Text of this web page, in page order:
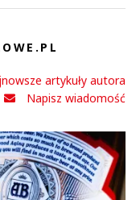
artykuły autora
Napisz wiadomość